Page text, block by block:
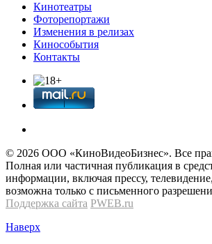
Кинотеатры
Фоторепортажи
Изменения в релизах
Кинособытия
Контакты
© 2026 OOО «КиноВидеоБизнес». Все
Полная или частичная публикация в
информации, включая прессу,
возможна только с письменного
Поддержка сайта PWEB.ru
Наверх